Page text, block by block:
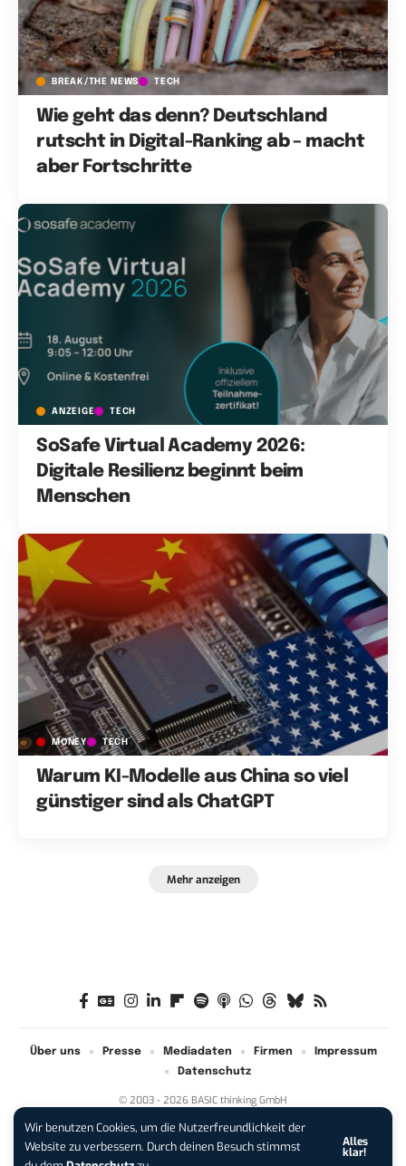
Wir benutzen Cookies, um die Nutzerfreundlichkeit der
Website zu verbessern. Durch deinen Besuch stimmst
Alles
klar!
BREAK/THE NEWS TECH
Wie geht das denn? Deutschland
rutscht in Digital-Ranking ab – macht
aber Fortschritte
ANZEIGE TECH
SoSafe Virtual Academy 2026:
Digitale Resilienz beginnt beim
Menschen
MONEY TECH
Warum KI-Modelle aus China so viel
günstiger sind als ChatGPT
Mehr anzeigen
© 2003 - 2026 BASIC thinking GmbH
Über uns Presse Mediadaten Firmen
Impressum
Datenschutz
iPhone 17 Pro sichern:Für 1 € +
200 € Hardware-Bonus!